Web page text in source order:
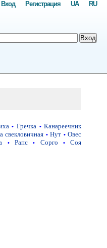
RU
UA
Регистрация
Вход
Вход
• Гречка • Канареечник
свекловичная • Нут • Овес
• Рапс • Сорго • Соя